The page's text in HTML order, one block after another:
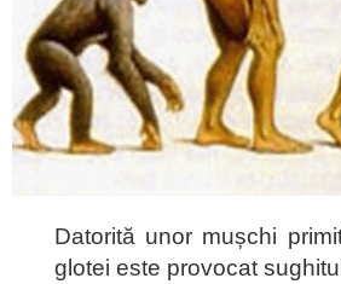
Datorită unor mușchi
glotei este provocat